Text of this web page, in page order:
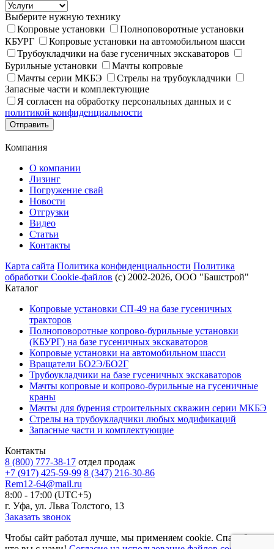
Выберите нужную технику
Копровые установки
Полноповоротные установки
КБУРГ
Копровые установки на автомобильном шасси
Трубоукладчики на базе гусеничных экскаваторов
Бурильные установки
Мачты копровые
Мачты серии МКБЭ
Стрелы на трубоукладчики
Запасные части и комплектующие
Я согласен на обработку персональных данных и с
политикой конфиденциальности
Отправить
Компания
О компании
Лизинг
Погружение свай
Новости
Отгрузки
Видео
Статьи
Контакты
Карта сайта Политика конфиденциальности Политика
обработки Cookie-файлов (с) 2002-2026, ООО "Башстрой"
Каталог
Копровые установки СП-49 на базе гусеничных
тракторов
Полноповоротные копрово-бурильные установки
(КБУРГ) на базе гусеничных экскаваторов
Копровые установки на автомобильном шасси
Вращатели БО2Э/БО2Г
Трубоукладчики на базе гусеничных экскаваторов
Мачты копровые и копрово-бурильные на гусеничные
краны
Мачты для бурения строительных скважин серии МКБЭ
Стрелы на трубоукладчики любых модификаций
Запасные части и комплектующие
Контакты
8 (800) 777-38-17 отдел продаж
+7 (917) 425-59-99 8 (347) 216-30-86
Rem12-64@mail.ru
8:00 - 17:00 (UTC+5)
г. Уфа, ул. Льва Толстого, 13
Заказать звонок
Чтобы сайт работал лучше, мы применяем cookie. Спасибо,